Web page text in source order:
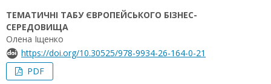
ТЕМАТИЧНІ ТАБУ ЄВРОПЕЙСЬКОГО БІЗНЕС-
СЕРЕДОВИЩА
Олена Іщенко
https://doi.org/10.30525/978-9934-26-164-0-21
PDF